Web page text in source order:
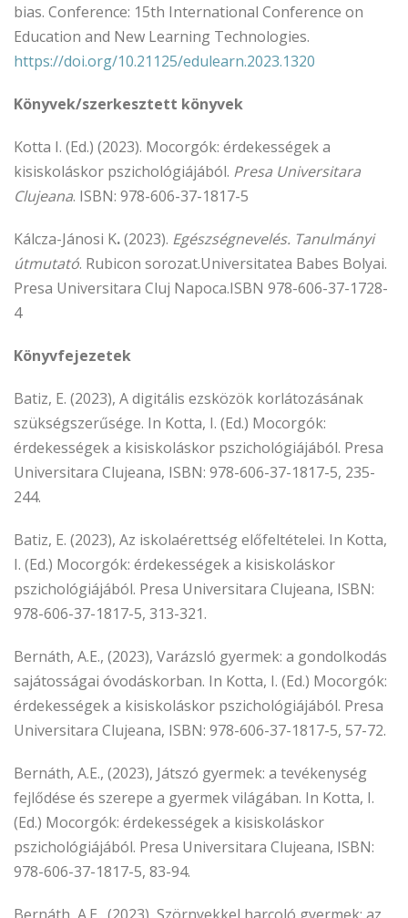
bias. Conference: 15th International Conference on
Education and New Learning Technologies.
https://doi.org/10.21125/edulearn.2023.1320
Könyvek/szerkesztett könyvek
Kotta I. (Ed.) (2023). Mocorgók: érdekességek a
kisiskoláskor pszichológiájából. Presa Universitara
Clujeana. ISBN: 978-606-37-1817-5
Kálcza-Jánosi K.(2023). Egészségnevelés. Tanulmányi
útmutató. Rubicon sorozat.Universitatea Babes Bolyai.
Presa Universitara Cluj Napoca.ISBN 978-606-37-1728-
4
Könyvfejezetek
Batiz, E. (2023), A digitális ezsközök korlátozásának
szükségszerűsége. In Kotta, I. (Ed.) Mocorgók:
érdekességek a kisiskoláskor pszichológiájából. Presa
Universitara Clujeana, ISBN: 978-606-37-1817-5, 235-
244.
Batiz, E. (2023), Az iskolaérettség előfeltételei. In Kotta,
I. (Ed.) Mocorgók: érdekességek a kisiskoláskor
pszichológiájából. Presa Universitara Clujeana, ISBN:
978-606-37-1817-5, 313-321.
Bernáth, A.E., (2023), Varázsló gyermek: a gondolkodás
sajátosságai óvodáskorban. In Kotta, I. (Ed.) Mocorgók:
érdekességek a kisiskoláskor pszichológiájából. Presa
Universitara Clujeana, ISBN: 978-606-37-1817-5, 57-72.
Bernáth, A.E., (2023), Játszó gyermek: a tevékenység
fejlődése és szerepe a gyermek világában. In Kotta, I.
(Ed.) Mocorgók: érdekességek a kisiskoláskor
pszichológiájából. Presa Universitara Clujeana, ISBN:
978-606-37-1817-5, 83-94.